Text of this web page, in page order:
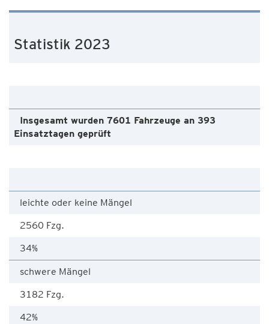
Statistik 2023
Insgesamt wurden 7601 Fahrzeuge an 393
Einsatztagen geprüft
leichte oder keine Mängel
2560 Fzg.
34%
schwere Mängel
3182 Fzg.
42%